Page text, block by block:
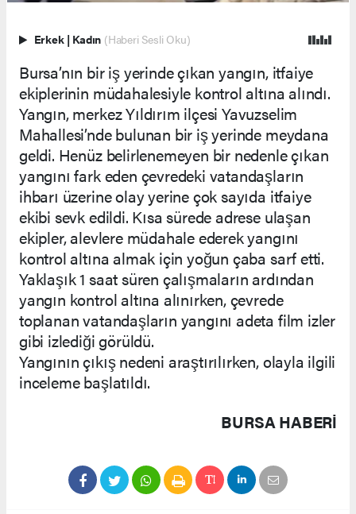
Erkek | Kadın (Haberi Sesli Oku)
Bursa’nın bir iş yerinde çıkan yangın, itfaiye
ekiplerinin müdahalesiyle kontrol altına alındı.
Yangın, merkez Yıldırım ilçesi Yavuzselim
Mahallesi’nde bulunan bir iş yerinde meydana
geldi. Henüz belirlenemeyen bir nedenle çıkan
yangını fark eden çevredeki vatandaşların
ihbarı üzerine olay yerine çok sayıda itfaiye
ekibi sevk edildi. Kısa sürede adrese ulaşan
ekipler, alevlere müdahale ederek yangını
kontrol altına almak için yoğun çaba sarf etti.
Yaklaşık 1 saat süren çalışmaların ardından
yangın kontrol altına alınırken, çevrede
toplanan vatandaşların yangını adeta film izler
gibi izlediği görüldü.
Yangının çıkış nedeni araştırılırken, olayla ilgili
inceleme başlatıldı.
BURSA HABERİ